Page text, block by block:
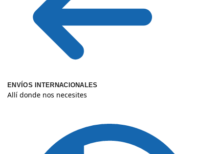
ENVÍOS INTERNACIONALES
Allí donde nos necesites